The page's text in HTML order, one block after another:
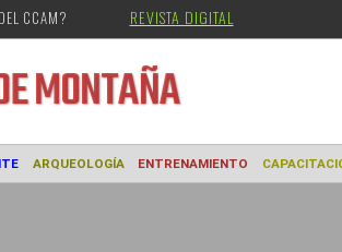
CCAM? REVISTA DIGITAL
DE MONTAÑA
AMBIENTE ARQUEOLOGÍA